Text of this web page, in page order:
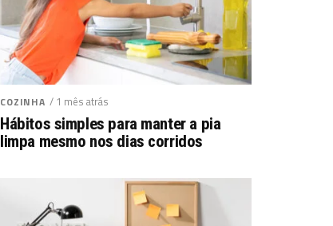
COZINHA / 1 mês atrás
Hábitos simples para manter a pia
limpa mesmo nos dias corridos